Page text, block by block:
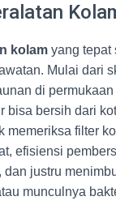
kolam yang tepat
Mulai dari
di
bisa bersih dari
memeriksa filter
efisiensi
dan justru
munculnya